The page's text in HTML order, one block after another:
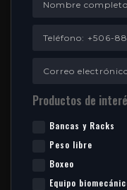
Productos de
Bancas y Racks
Peso libre
Boxeo
Equipo